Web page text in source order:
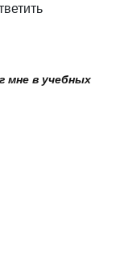
мне в учебных